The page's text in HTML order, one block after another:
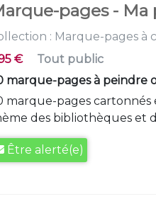
pages -
: Marque-pages à
€
Tout public
marque-pages à peindre
marque-pages cartonnés
des bibliothèques et
Être alerté(e)